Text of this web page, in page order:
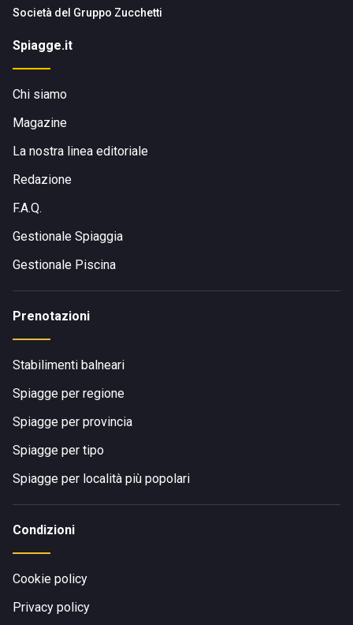
Società del Gruppo Zucchetti
Spiagge.it
Chi siamo
Magazine
La nostra linea editoriale
Redazione
F.A.Q.
Gestionale Spiaggia
Gestionale Piscina
Prenotazioni
Stabilimenti balneari
Spiagge per regione
Spiagge per provincia
Spiagge per tipo
Spiagge per località più popolari
Condizioni
Cookie policy
Privacy policy